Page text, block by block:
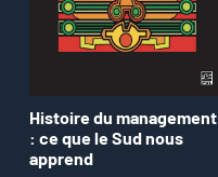
Histoire du management
: ce que le Sud nous
apprend